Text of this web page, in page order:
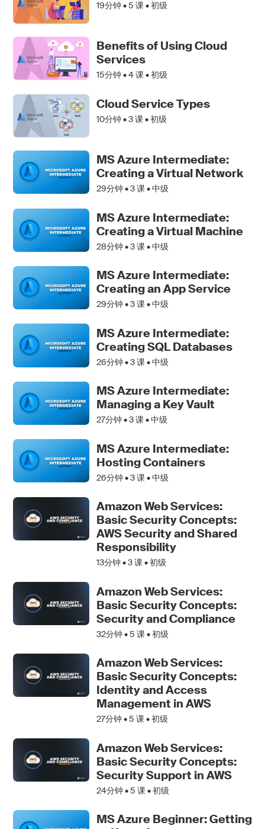
19分钟 •5 课 • 初级
Benefits of Using Cloud
Services
15分钟 •4课 • 初级
Cloud Service Types
10分钟 •3课 • 初级
MS Azure Intermediate:
Creating a Virtual Network
29分钟 •3课 • 中级
MS Azure Intermediate:
Creating a Virtual Machine
28分钟 •3课 • 中级
MS Azure Intermediate:
Creating an App Service
29分钟 •3课 • 中级
MS Azure Intermediate:
Creating SQL Databases
26分钟 •3课 • 中级
MS Azure Intermediate:
Managing a Key Vault
27分钟 •3课 • 中级
MS Azure Intermediate:
Hosting Containers
26分钟 •3课 • 中级
Amazon Web Services:
Basic Security Concepts:
AWS Security and Shared
Responsibility
13分钟 •3课 • 初级
Amazon Web Services:
Basic Security Concepts:
Security and Compliance
32分钟 •5 课 • 初级
Amazon Web Services:
Basic Security Concepts:
Identity and Access
Management in AWS
27分钟 •5 课 • 初级
Amazon Web Services:
Basic Security Concepts:
Security Support in AWS
24分钟 •5 课 • 初级
MS Azure Beginner: Getting